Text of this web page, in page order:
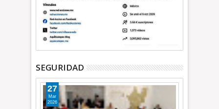
SEGURIDAD
27
Mar
2026